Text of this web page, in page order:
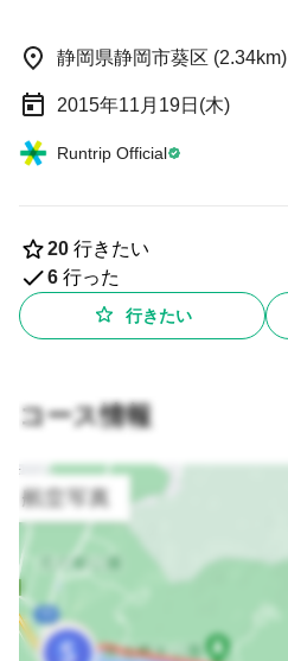
静岡県静岡市葵区 (2.34km)
2015年11月19日(木)
Runtrip Official
20 行きたい
6 行った
行きたい
コース情報